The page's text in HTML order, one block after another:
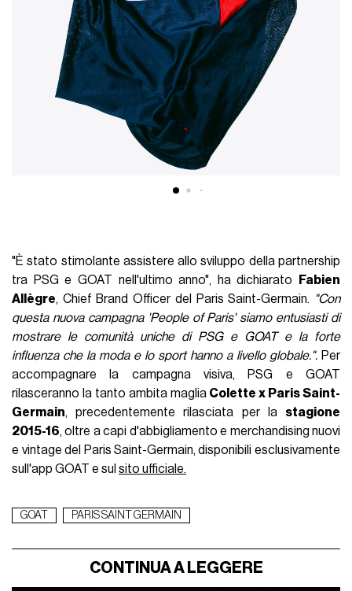
"È stato stimolante assistere allo sviluppo della partnership
tra PSG e GOAT nell'ultimo anno", ha dichiarato
Fabien
Allègre, Chief Brand Officer del Paris Saint-Germain. "Con
questa nuova campagna 'People of Paris' siamo entusiasti di
mostrare le comunità uniche di PSG e GOAT e la forte
influenza che la moda e lo sport hanno a livello globale.". Per
accompagnare la campagna visiva, PSG e GOAT
rilasceranno la tanto ambita maglia Colette x Paris Saint-
Germain, precedentemente rilasciata per la stagione
2015-16, oltre a capi d'abbigliamento e merchandising nuovi
e vintage del Paris Saint-Germain, disponibili esclusivamente
sull'app GOAT e sulsito ufficiale.
GOAT PARIS SAINT GERMAIN
CONTINUA A LEGGERE